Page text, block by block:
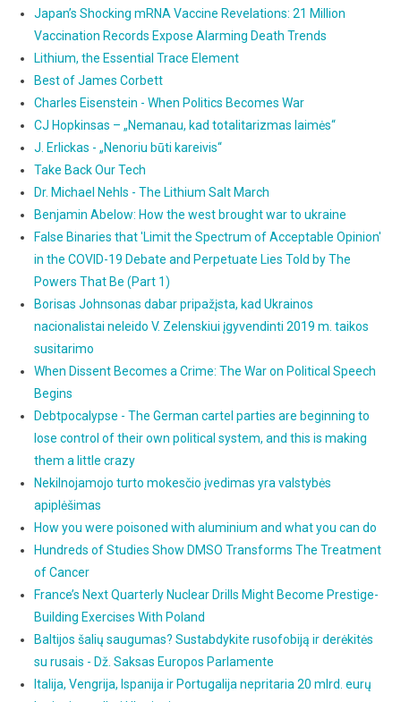
Japan’s Shocking mRNA Vaccine Revelations: 21 Million
Vaccination Records Expose Alarming Death Trends
Lithium, the Essential Trace Element
Best of James Corbett
Charles Eisenstein - When Politics Becomes War
CJ Hopkinsas – „Nemanau, kad totalitarizmas laimės“
J. Erlickas - „Nenoriu būti kareivis“
Take Back Our Tech
Dr. Michael Nehls - The Lithium Salt March
Benjamin Abelow: How the west brought war to ukraine
False Binaries that 'Limit the Spectrum of Acceptable Opinion'
in the COVID-19 Debate and Perpetuate Lies Told by The
Powers That Be (Part 1)
Borisas Johnsonas dabar pripažįsta, kad Ukrainos
nacionalistai neleido V. Zelenskiui įgyvendinti 2019 m. taikos
susitarimo
When Dissent Becomes a Crime: The War on Political Speech
Begins
Debtpocalypse - The German cartel parties are beginning to
lose control of their own political system, and this is making
them a little crazy
Nekilnojamojo turto mokesčio įvedimas yra valstybės
apiplėšimas
How you were poisoned with aluminium and what you can do
Hundreds of Studies Show DMSO Transforms The Treatment
of Cancer
France’s Next Quarterly Nuclear Drills Might Become Prestige-
Building Exercises With Poland
Baltijos šalių saugumas? Sustabdykite rusofobiją ir derėkitės
su rusais - Dž. Saksas Europos Parlamente
Italija, Vengrija, Ispanija ir Portugalija nepritaria 20 mlrd. eurų